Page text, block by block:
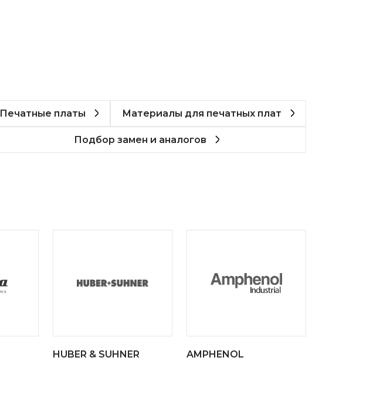
Печатные платы Материалы для печатных плат
Подбор замен и аналогов
HUBER & SUHNER AMPHENOL